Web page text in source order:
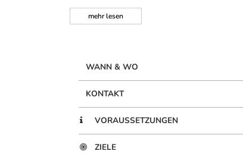
mehrlesen
WANN & WO
KONTAKT
VORAUSSETZUNGEN
ZIELE